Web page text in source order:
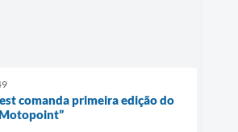
comanda primeira edição do